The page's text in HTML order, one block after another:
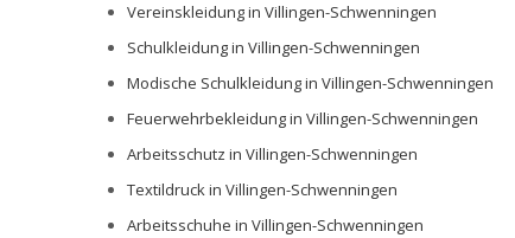
Vereinskleidung in Villingen-Schwenningen
Schulkleidung in Villingen-Schwenningen
Modische Schulkleidung in Villingen-Schwenningen
Feuerwehrbekleidung in Villingen-Schwenningen
Arbeitsschutz in Villingen-Schwenningen
Textildruck in Villingen-Schwenningen
Arbeitsschuhe in Villingen-Schwenningen